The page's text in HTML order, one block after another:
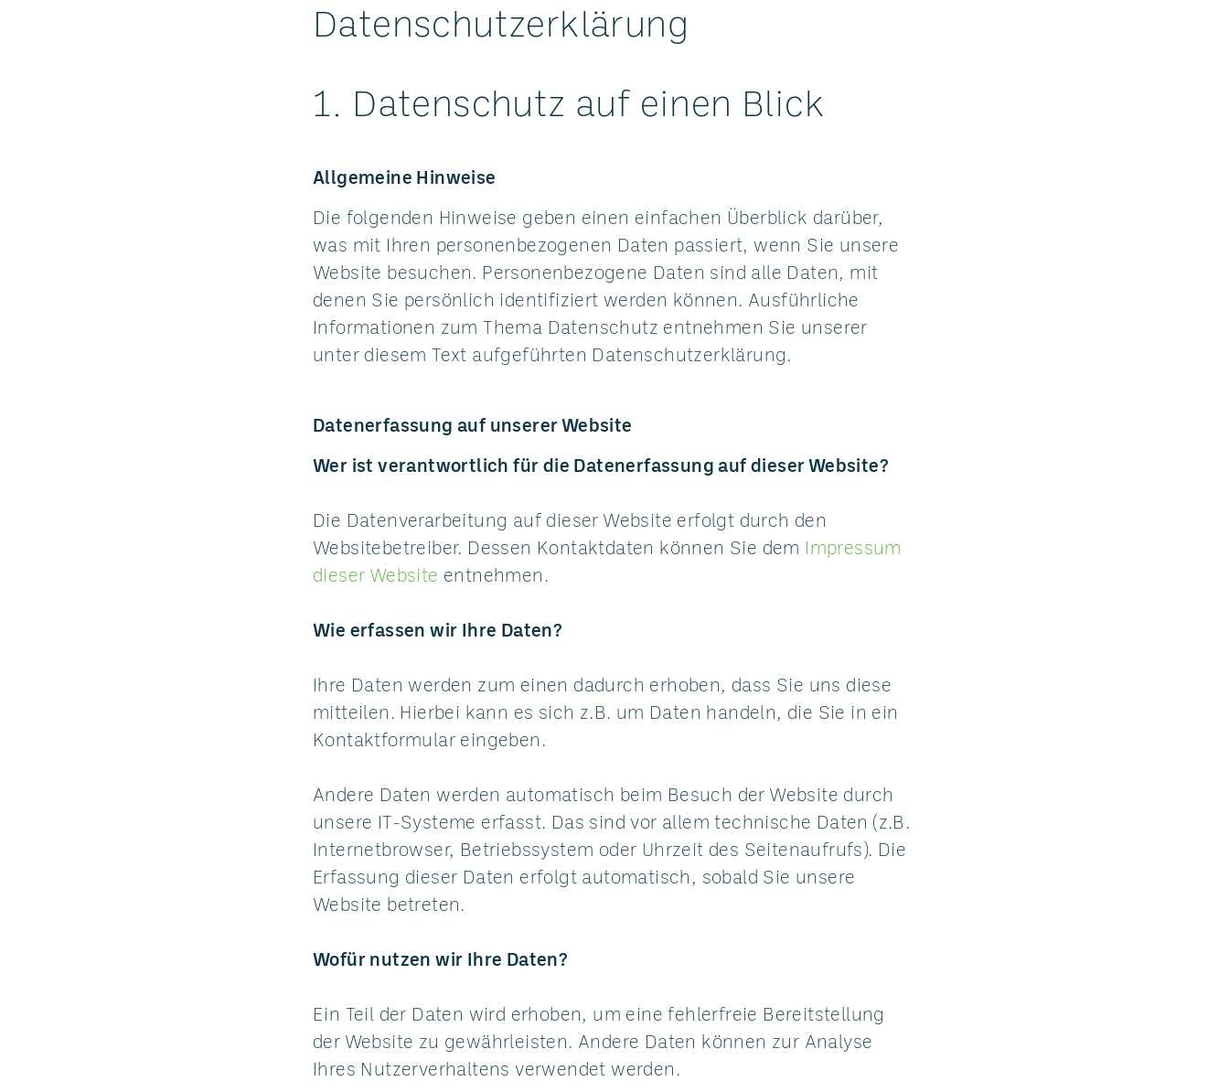
Datenschutzerklärung
1. Datenschutz auf einen Blick
Allgemeine Hinweise
Die folgenden Hinweise geben einen einfachen Überblick darüber,
was mit Ihren personenbezogenen Daten passiert, wenn Sie unsere
Website besuchen. Personenbezogene Daten sind alle Daten, mit
denen Sie persönlich identifiziert werden können. Ausführliche
Informationen zum Thema Datenschutz entnehmen Sie unserer
unter diesem Text aufgeführten Datenschutzerklärung.
Datenerfassung auf unserer Website
Wer ist verantwortlich für die Datenerfassung auf dieser Website?
Die Datenverarbeitung auf dieser Website erfolgt durch den
Websitebetreiber. Dessen Kontaktdaten können Sie dem
Impressum
dieser Website entnehmen.
Wie erfassen wir Ihre Daten?
Ihre Daten werden zum einen dadurch erhoben, dass Sie uns diese
mitteilen. Hierbei kann es sich z.B. um Daten handeln, die Sie in ein
Kontaktformular eingeben.
Andere Daten werden automatisch beim Besuch der Website durch
unsere IT-Systeme erfasst. Das sind vor allem technische Daten (z.B.
Internetbrowser, Betriebssystem oder Uhrzeit des Seitenaufrufs). Die
Erfassung dieser Daten erfolgt automatisch, sobald Sie unsere
Website betreten.
Wofür nutzen wir Ihre Daten?
Ein Teil der Daten wird erhoben, um eine fehlerfreie Bereitstellung
der Website zu gewährleisten. Andere Daten können zur Analyse
Ihres Nutzerverhaltens verwendet werden.